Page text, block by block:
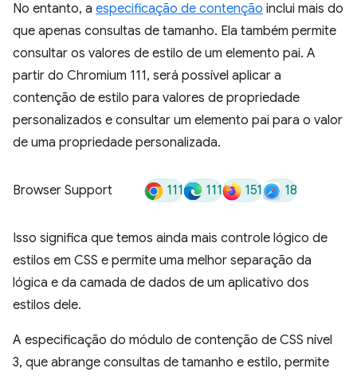
No entanto, a especificação de contenção inclui mais do
que apenas consultas de tamanho. Ela também permite
consultar os valores de estilo de um elemento pai. A
partir do Chromium 111, será possível aplicar a
contenção de estilo para valores de propriedade
personalizados e consultar um elemento pai para o valor
de uma propriedade personalizada.
Browser Support 111 111 151 18
Isso significa que temos ainda mais controle lógico de
estilos em CSS e permite uma melhor separação da
lógica e da camada de dados de um aplicativo dos
estilos dele.
A especificação do módulo de contenção de CSS nível
3, que abrange consultas de tamanho e estilo, permite